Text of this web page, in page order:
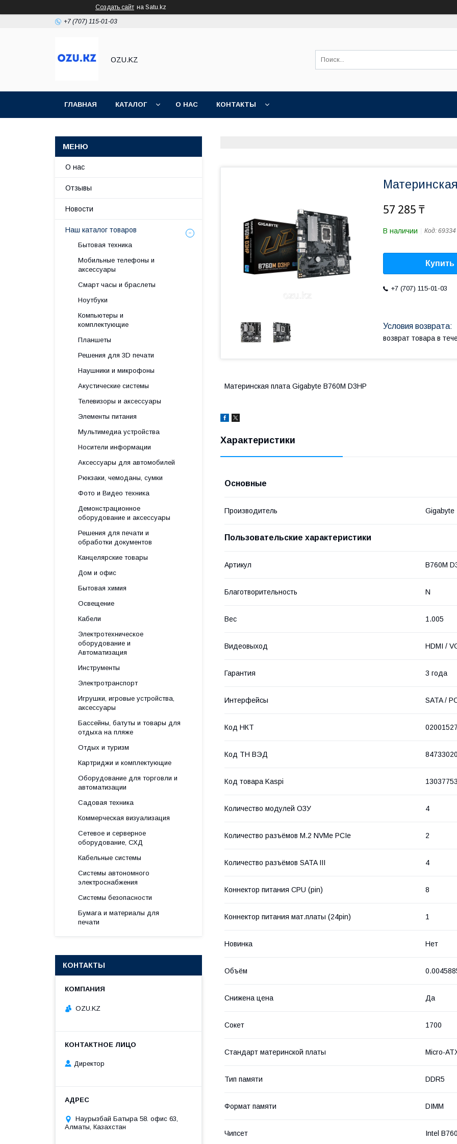
Создать сайт на Satu.kz
+7 (707) 115-01-03
OZU.KZ
ГЛАВНАЯ КАТАЛОГ О НАС КОНТАКТЫ
57 285 ₸
В наличии Код: 69334
Купить
+7 (707) 115-01-03
возврат товара в
Материнская плата Gigabyte B760M D3HP
Характеристики
Основные
Производитель Gigabyte
Пользовательские характеристики
Артикул B760M
Благотворительность N
Вес 1.005
Видеовыход HDMI /
Гарантия 3 года
Интерфейсы SATA /
Код НКТ
Код ТН ВЭД
Код товара Kaspi
Количество модулей ОЗУ 4
Количество разъёмов M.2 NVMe PCIe 2
Количество разъёмов SATA III 4
Коннектор питания CPU (pin) 8
Коннектор питания мат.платы (24pin) 1
Новинка Нет
Объём
Снижена цена Да
Сокет 1700
Стандарт материнской платы Micro-
Тип памяти DDR5
Формат памяти DIMM
Чипсет Intel В760
О нас
Отзывы
Новости
Наш каталог товаров
Бытовая техника
Мобильные телефоны и
аксессуары
Смарт часы и браслеты
Ноутбуки
Компьютеры и
комплектующие
Планшеты
Решения для 3D печати
Наушники и микрофоны
Акустические системы
Телевизоры и аксессуары
Элементы питания
Мультимедиа устройства
Носители информации
Аксессуары для автомобилей
Рюкзаки, чемоданы, сумки
Фото и Видео техника
Демонстрационное
оборудование и аксессуары
Решения для печати и
обработки документов
Канцелярские товары
Дом и офис
Бытовая химия
Освещение
Кабели
Электротехническое
оборудование и
Автоматизация
Инструменты
Электротранспорт
Игрушки, игровые устройства,
аксессуары
Бассейны, батуты и товары для
отдыха на пляже
Отдых и туризм
Картриджи и комплектующие
Оборудование для торговли и
автоматизации
Садовая техника
Коммерческая визуализация
Сетевое и серверное
оборудование, СХД
Кабельные системы
Системы автономного
электроснабжения
Системы безопасности
Бумага и материалы для
печати
КОНТАКТЫ
OZU.KZ
Директор
Наурызбай Батыра 58. офис 63,
Алматы, Казахстан